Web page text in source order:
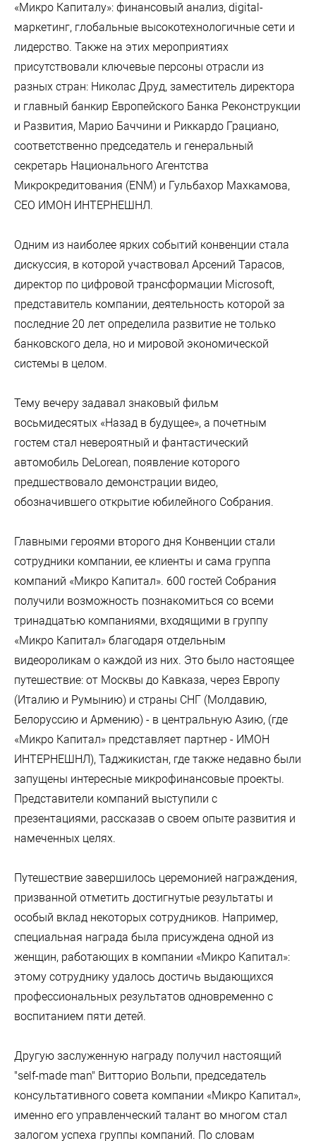
«Микро Капиталу»: финансовый анализ, digital-
маркетинг, глобальные высокотехнологичные сети и
лидерство. Также на этих мероприятиях
присутствовали ключевые персоны отрасли из
разных стран: Николас Друд, заместитель директора
и главный банкир Европейского Банка Реконструкции
и Развития, Марио Баччини и Риккардо Грациано,
соответственно председатель и генеральный
секретарь Национального Агентства
Микрокредитования (ENM) и Гульбахор Махкамова,
CEO ИМОН ИНТЕРНЕШНЛ.
Одним из наиболее ярких событий конвенции стала
дискуссия, в которой участвовал Арсений Тарасов,
директор по цифровой трансформации Microsoft,
представитель компании, деятельность которой за
последние 20 лет определила развитие не только
банковского дела, но и мировой экономической
системы в целом.
Тему вечеру задавал знаковый фильм
восьмидесятых «Назад в будущее», а почетным
гостем стал невероятный и фантастический
автомобиль DeLorean, появление которого
предшествовало демонстрации видео,
обозначившего открытие юбилейного Собрания.
Главными героями второго дня Конвенции стали
сотрудники компании, ее клиенты и сама группа
компаний «Микро Капитал». 600 гостей Собрания
получили возможность познакомиться со всеми
тринадцатью компаниями, входящими в группу
«Микро Капитал» благодаря отдельным
видеороликам о каждой из них. Это было настоящее
путешествие: от Москвы до Кавказа, через Европу
(Италию и Румынию) и страны СНГ (Молдавию,
Белоруссию и Армению) - в центральную Азию, (где
«Микро Капитал» представляет партнер - ИМОН
ИНТЕРНЕШНЛ), Таджикистан, где также недавно были
запущены интересные микрофинансовые проекты.
Представители компаний выступили с
презентациями, рассказав о своем опыте развития и
намеченных целях.
Путешествие завершилось церемонией награждения,
призванной отметить достигнутые результаты и
особый вклад некоторых сотрудников. Например,
специальная награда была присуждена одной из
женщин, работающих в компании «Микро Капитал»:
этому сотруднику удалось достичь выдающихся
профессиональных результатов одновременно с
воспитанием пяти детей.
Другую заслуженную награду получил настоящий
"self-made man" Витторио Вольпи, председатель
консультативного совета компании «Микро Капитал»,
именно его управленческий талант во многом стал
залогом успеха группы компаний. По словам